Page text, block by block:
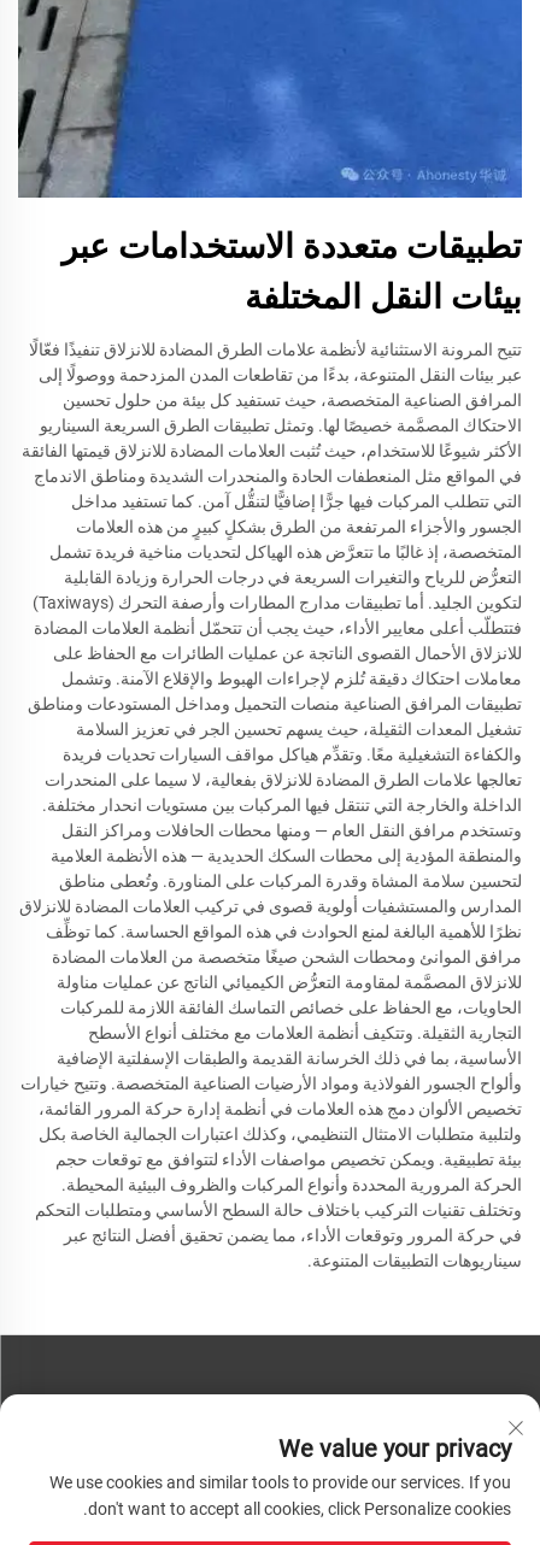
تطبيقات متعددة الاستخدامات عبر
بيئات النقل المختلفة
تتيح المرونة الاستثنائية لأنظمة علامات الطرق المضادة للانزلاق تنفيذًا فعّالًا
عبر بيئات النقل المتنوعة، بدءًا من تقاطعات المدن المزدحمة ووصولًا إلى
المرافق الصناعية المتخصصة، حيث تستفيد كل بيئة من حلول تحسين
الاحتكاك المصمَّمة خصيصًا لها. وتمثل تطبيقات الطرق السريعة السيناريو
الأكثر شيوعًا للاستخدام، حيث تُثبت العلامات المضادة للانزلاق قيمتها الفائقة
في المواقع مثل المنعطفات الحادة والمنحدرات الشديدة ومناطق الاندماج
التي تتطلب المركبات فيها جرًّا إضافيًّا لتنقُّل آمن. كما تستفيد مداخل
الجسور والأجزاء المرتفعة من الطرق بشكلٍ كبيرٍ من هذه العلامات
المتخصصة، إذ غالبًا ما تتعرَّض هذه الهياكل لتحديات مناخية فريدة تشمل
التعرُّض للرياح والتغيرات السريعة في درجات الحرارة وزيادة القابلية
لتكوين الجليد. أما تطبيقات مدارج المطارات وأرصفة التحرك (Taxiways)
فتتطلّب أعلى معايير الأداء، حيث يجب أن تتحمّل أنظمة العلامات المضادة
للانزلاق الأحمال القصوى الناتجة عن عمليات الطائرات مع الحفاظ على
معاملات احتكاك دقيقة تُلزم لإجراءات الهبوط والإقلاع الآمنة. وتشمل
تطبيقات المرافق الصناعية منصات التحميل ومداخل المستودعات ومناطق
تشغيل المعدات الثقيلة، حيث يسهم تحسين الجر في تعزيز السلامة
والكفاءة التشغيلية معًا. وتقدِّم هياكل مواقف السيارات تحديات فريدة
تعالجها علامات الطرق المضادة للانزلاق بفعالية، لا سيما على المنحدرات
الداخلة والخارجة التي تنتقل فيها المركبات بين مستويات انحدار مختلفة.
وتستخدم مرافق النقل العام — ومنها محطات الحافلات ومراكز النقل
والمنطقة المؤدية إلى محطات السكك الحديدية — هذه الأنظمة العلامية
لتحسين سلامة المشاة وقدرة المركبات على المناورة. وتُعطى مناطق
المدارس والمستشفيات أولوية قصوى في تركيب العلامات المضادة للانزلاق
نظرًا للأهمية البالغة لمنع الحوادث في هذه المواقع الحساسة. كما توظِّف
مرافق الموانئ ومحطات الشحن صيغًا متخصصة من العلامات المضادة
للانزلاق المصمَّمة لمقاومة التعرُّض الكيميائي الناتج عن عمليات مناولة
الحاويات، مع الحفاظ على خصائص التماسك الفائقة اللازمة للمركبات
التجارية الثقيلة. وتتكيف أنظمة العلامات مع مختلف أنواع الأسطح
الأساسية، بما في ذلك الخرسانة القديمة والطبقات الإسفلتية الإضافية
وألواح الجسور الفولاذية ومواد الأرضيات الصناعية المتخصصة. وتتيح خيارات
تخصيص الألوان دمج هذه العلامات في أنظمة إدارة حركة المرور القائمة،
ولتلبية متطلبات الامتثال التنظيمي، وكذلك اعتبارات الجمالية الخاصة بكل
بيئة تطبيقية. ويمكن تخصيص مواصفات الأداء لتتوافق مع توقعات حجم
الحركة المرورية المحددة وأنواع المركبات والظروف البيئية المحيطة.
وتختلف تقنيات التركيب باختلاف حالة السطح الأساسي ومتطلبات التحكم
في حركة المرور وتوقعات الأداء، مما يضمن تحقيق أفضل النتائج عبر
سيناريوهات التطبيقات المتنوعة.
هاتف:+86-13793890209
هاتف:+86-13793890209
We value your privacy
We use cookies and similar tools to provide our services. If you
don't want to accept all cookies, click Personalize cookies.